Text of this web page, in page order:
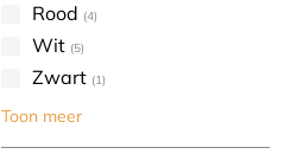
Rood (4)
Wit (5)
Zwart (1)
Toon meer